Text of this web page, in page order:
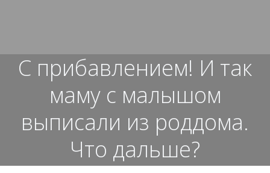
С прибавлением! И так
маму с малышом
выписали из роддома.
Что дальше?